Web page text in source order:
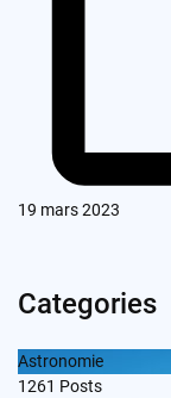
19 mars 2023
Categories
Astronomie
1261 Posts